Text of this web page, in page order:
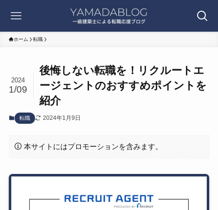
ホーム 転職
後悔しない転職を！リクルートエ
ージェントのおすすめポイントを
紹介
2024
1/09
転職 2024年1月9日
本サイトにはプロモーションを含みます。